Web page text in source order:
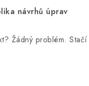
návrhů úprav
Žádný problém.